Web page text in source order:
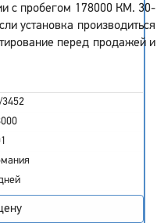
с пробегом 178000 КМ. 30-
установка производиться
перед продажей и
3452